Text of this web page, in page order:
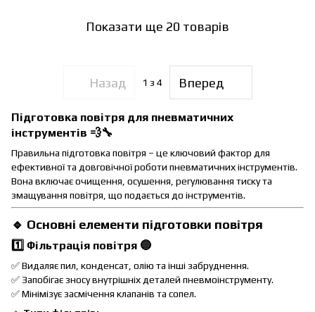
Показати ще 20 товарів
Назад 1 з 4 Вперед
Підготовка повітря для пневматичних
інструментів 💨🔧
Правильна підготовка повітря – це ключовий фактор для
ефективної та довговічної роботи пневматичних інструментів.
Вона включає очищення, осушення, регулювання тиску та
змащування повітря, що подається до інструментів.
🔹 Основні елементи підготовки повітря
1️⃣ Фільтрація повітря 🔵
✅ Видаляє пил, конденсат, олію та інші забруднення.
✅ Запобігає зносу внутрішніх деталей пневмоінструменту.
✅ Мінімізує засмічення клапанів та сопел.